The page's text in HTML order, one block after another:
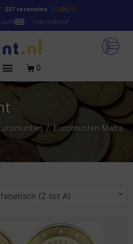
227 recensies
Nieuwsbrief
0
Euromunten Malta